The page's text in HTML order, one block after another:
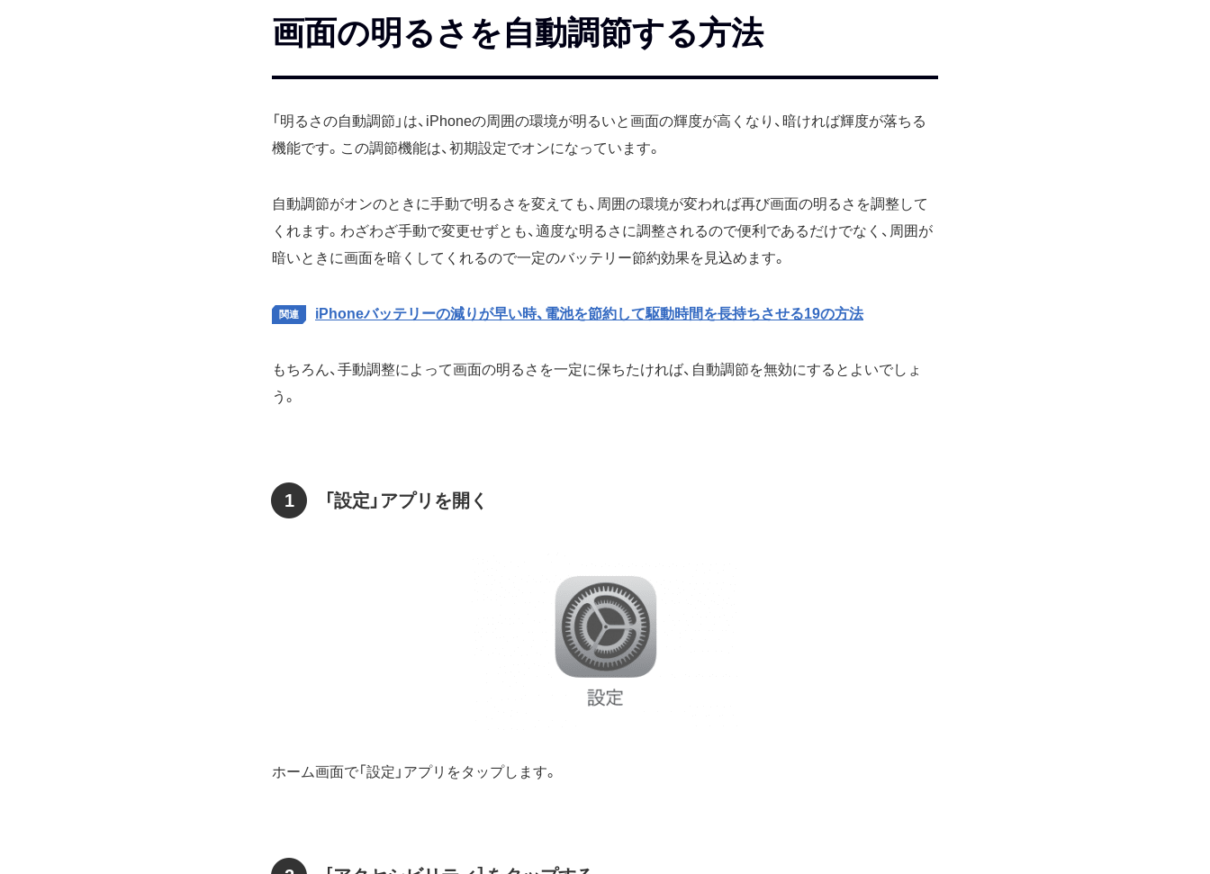
画面の明るさを自動調節する方法
「明るさの自動調節」は、iPhoneの周囲の環境が明るいと画面の輝度が高くなり、暗ければ輝度が落ちる
機能です。この調節機能は、初期設定でオンになっています。
自動調節がオンのときに手動で明るさを変えても、周囲の環境が変われば再び画面の明るさを調整して
くれます。わざわざ手動で変更せずとも、適度な明るさに調整されるので便利であるだけでなく、周囲が
暗いときに画面を暗くしてくれるので一定のバッテリー節約効果を見込めます。
iPhoneバッテリーの減りが早い時、電池を節約して駆動時間を長持ちさせる19の方法
もちろん、手動調整によって画面の明るさを一定に保ちたければ、自動調節を無効にするとよいでしょ
う。
1 「設定」アプリを開く
ホーム画面で「設定」アプリをタップします。